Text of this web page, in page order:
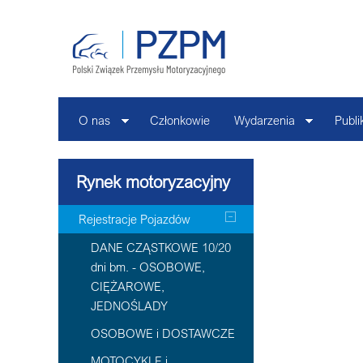
O nas Członkowie Wydarzenia
Rynek motoryzacyjny
Rejestracje Pojazdów
DANE CZĄSTKOWE 10/20
dni bm. - OSOBOWE,
CIĘŻAROWE,
JEDNOŚLADY
OSOBOWE i DOSTAWCZE